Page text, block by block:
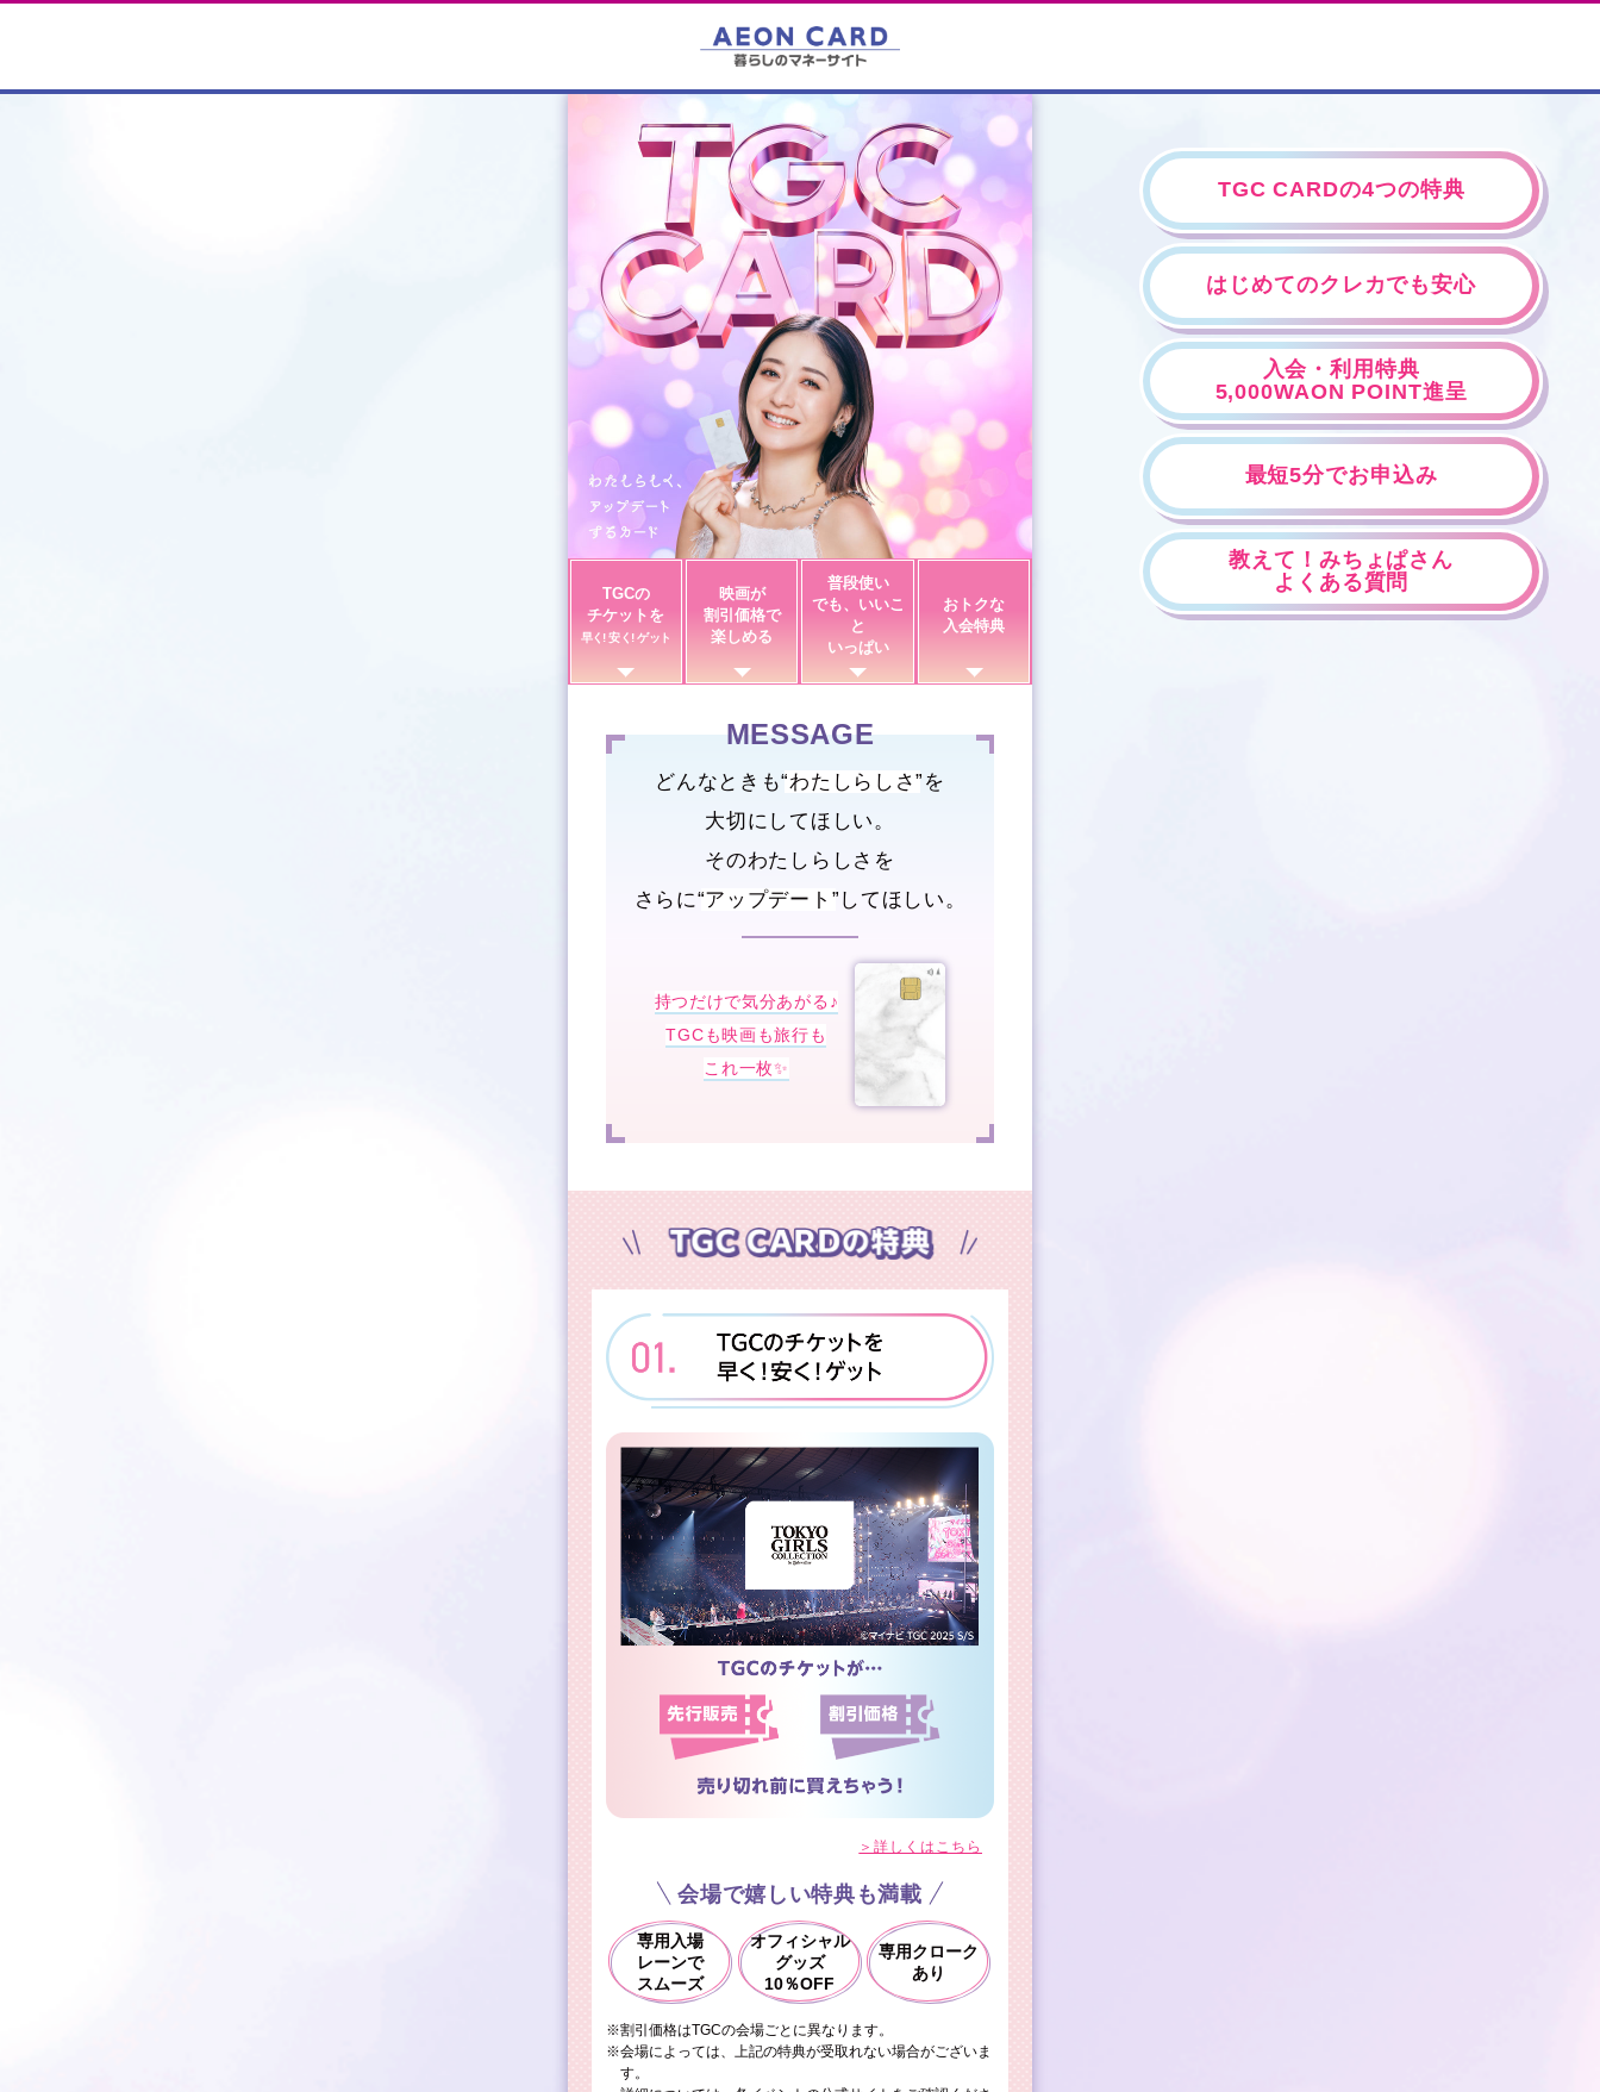
TGC CARDの4つの特典
はじめてのクレカでも安心
入会・利用特典
5,000WAON POINT進呈
最短5分でお申込み
教えて！みちょぱさん
よくある質問
TGCの
チケットを
早く! 安く! ゲット
映画が
割引価格で
楽しめる
普段使い
でも、いいこ
と
いっぱい
おトクな
入会特典
MESSAGE
どんなときも“わたしらしさ” を
大切にしてほしい。
そのわたしらしさを
さらに“アップデート” してほしい。
持つだけで気分あがる♪
TGCも映画も旅行も
これ一枚✨
＞詳しくはこちら
会場で嬉しい特典も満載
専用入場
レーンで
スムーズ
オフィシャル
グッズ
10％OFF
専用クローク
あり
※割引価格はTGCの会場ごとに異なります。
※会場によっては、上記の特典が受取れない場合がございま
す。